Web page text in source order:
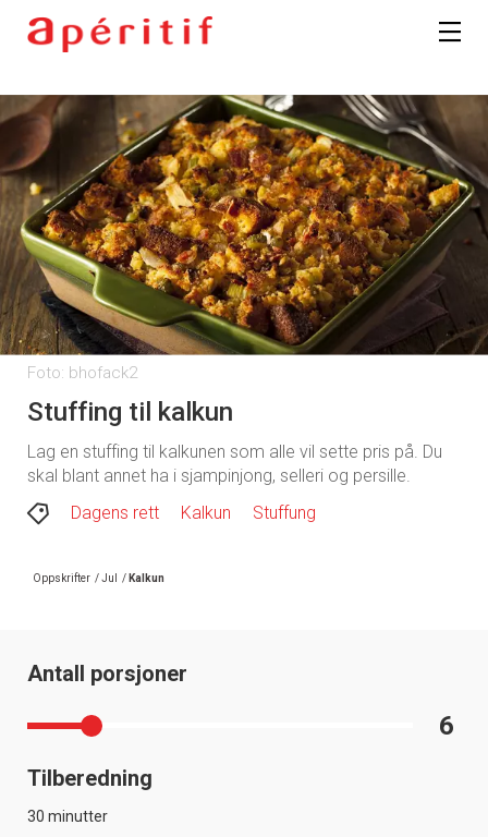
Foto: bhofack2
Stuffing til kalkun
Lag en stuffing til kalkunen som alle vil sette pris på. Du
skal blant annet ha i sjampinjong, selleri og persille.
Dagens rett
Kalkun Stuffung
Oppskrifter /Jul / Kalkun
Antall porsjoner
6
Tilberedning
30 minutter